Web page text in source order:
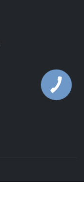
КНОПКА
ЗВ'ЯЗКУ